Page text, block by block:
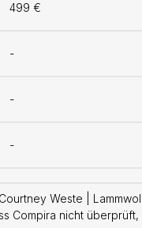
499 €
-
-
-
Weste |
Compira nicht